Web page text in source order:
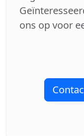
ons op voor